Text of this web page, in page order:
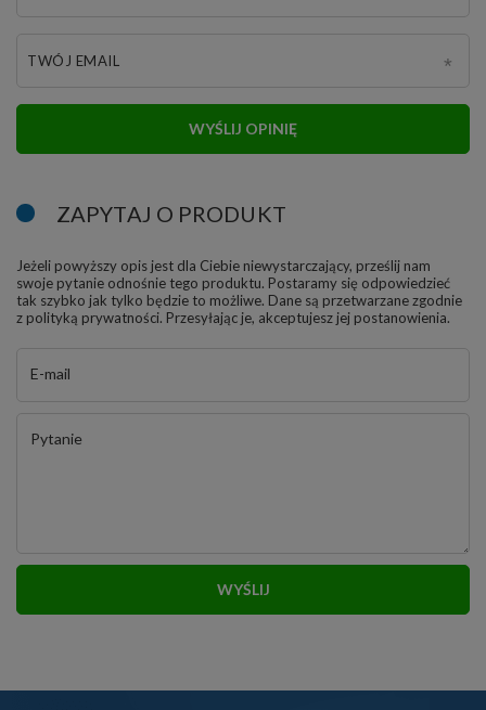
TWÓJ EMAIL
WYŚLIJ OPINIĘ
ZAPYTAJ O PRODUKT
Jeżeli powyższy opis jest dla Ciebie niewystarczający, prześlij nam
swoje pytanie odnośnie tego produktu. Postaramy się odpowiedzieć
tak szybko jak tylko będzie to możliwe. Dane są przetwarzane zgodnie
z polityką prywatności. Przesyłając je, akceptujesz jej postanowienia.
E-mail
Pytanie
WYŚLIJ